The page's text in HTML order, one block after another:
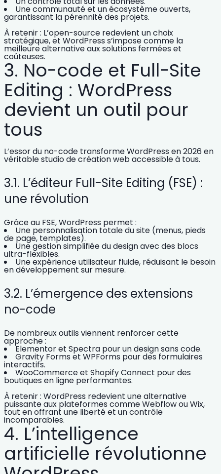
Une communauté et un écosystème ouverts,
garantissant la pérennité des projets.
À retenir : L’open-source redevient un choix
stratégique, et WordPress s’impose comme la
meilleure alternative aux solutions fermées et
coûteuses.
3. No-code et Full-Site
Editing : WordPress
devient un outil pour
tous
L’essor du no-code transforme WordPress en 2026 en
véritable studio de création web accessible à tous.
3.1. L’éditeur Full-Site Editing (FSE) :
une révolution
Grâce au FSE, WordPress permet :
Une personnalisation totale du site (menus, pieds
de page, templates).
Unegestion simplifiée du designavec des blocs
ultra-flexibles.
Uneexpérience utilisateur fluide, réduisant le besoin
en développement sur mesure.
3.2. L’émergence des extensions
no-code
De nombreux outils viennent renforcer cette
approche :
Elementor et Spectra pour un design sans code.
Gravity Forms et WPForms pour des formulaires
interactifs.
WooCommerce et Shopify Connect pour des
boutiques en ligne performantes.
À retenir : WordPress redevient une alternative
puissante aux plateformes comme Webflow ou Wix,
tout en offrant une liberté et un contrôle
incomparables.
4. L’intelligence
artificielle révolutionne